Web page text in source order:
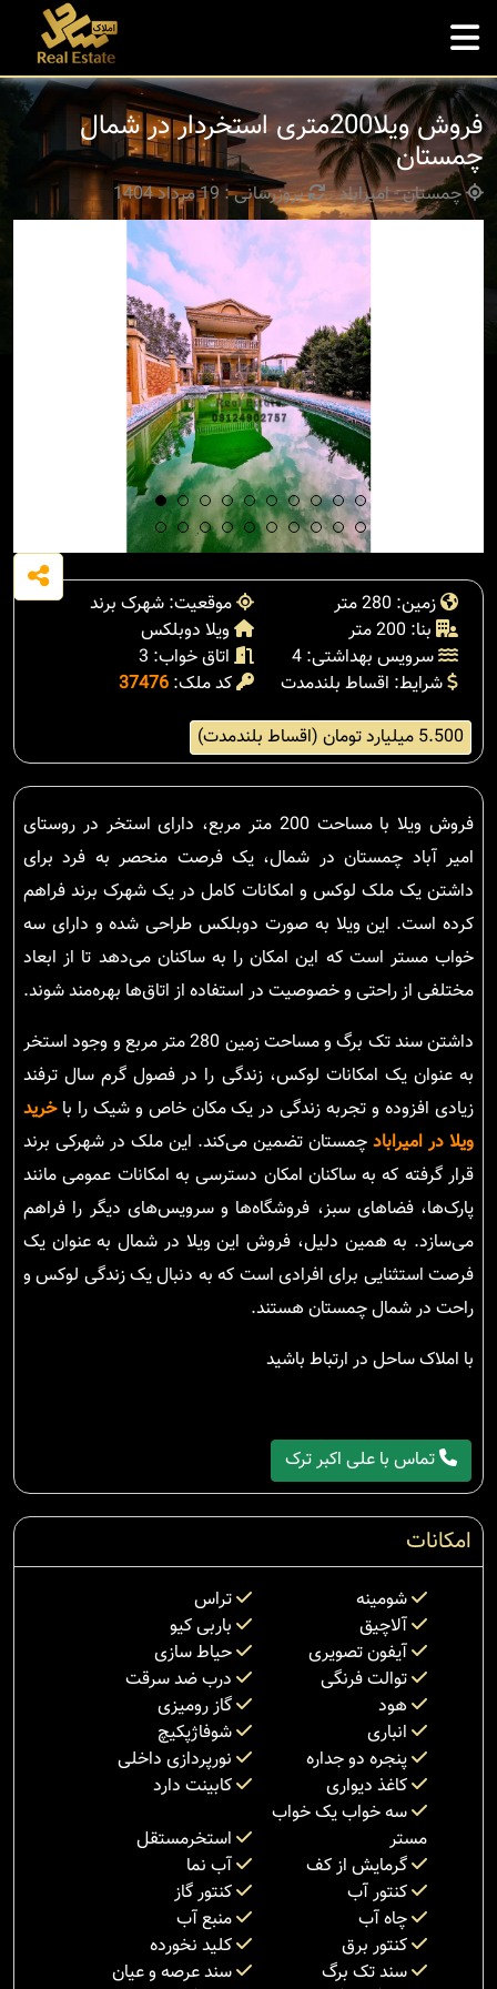
فروش ویلا200متری استخردار در شمال
چمستان
چمستان - امیراباد بروزرسانی : 19 مرداد 1404
زمین: 280 متر
موقعیت: شهرک برند
بنا: 200 متر
ویلا دوبلکس
سرویس بهداشتی: 4
اتاق خواب: 3
شرایط: اقساط بلندمدت
کد ملک: 37476
5.500 میلیارد تومان (اقساط بلندمدت)
فروش ویلا با مساحت 200 متر مربع، دارای استخر در روستای
امیر آباد چمستان در شمال، یک فرصت منحصر به فرد برای
داشتن یک ملک لوکس و امکانات کامل در یک شهرک برند فراهم
کرده است. این ویلا به صورت دوبلکس طراحی شده و دارای سه
خواب مستر است که این امکان را به ساکنان می‌دهد تا از ابعاد
مختلفی از راحتی و خصوصیت در استفاده از اتاق‌ها بهره‌مند شوند.
داشتن سند تک برگ و مساحت زمین 280 متر مربع و وجود استخر
به عنوان یک امکانات لوکس، زندگی را در فصول گرم سال ترفند
زیادی افزوده و تجربه زندگی در یک مکان خاص و شیک را باخرید
ویلا در امیراباد چمستان تضمین می‌کند. این ملک در شهرکی برند
قرار گرفته که به ساکنان امکان دسترسی به امکانات عمومی مانند
پارک‌ها، فضاهای سبز، فروشگاه‌ها و سرویس‌های دیگر را فراهم
می‌سازد. به همین دلیل، فروش این ویلا در شمال به عنوان یک
فرصت استثنایی برای افرادی است که به دنبال یک زندگی لوکس و
راحت در شمال چمستان هستند.
با املاک ساحل در ارتباط باشید
تماس با علی اکبر ترک
امکانات
شومینه
تراس
آلاچیق
باربی کیو
آیفون تصویری
حیاط سازی
توالت فرنگی
درب ضد سرقت
هود
گاز رومیزی
انباری
شوفاژپکیچ
پنجره دو جداره
نورپردازی داخلی
کاغذ دیواری
کابینت دارد
سه خواب یک خواب
مستر
استخرمستقل
گرمایش از کف
آب نما
کنتور آب
کنتور گاز
چاه آب
منبع آب
کنتور برق
کلید نخورده
سند تک برگ
سند عرصه و عیان